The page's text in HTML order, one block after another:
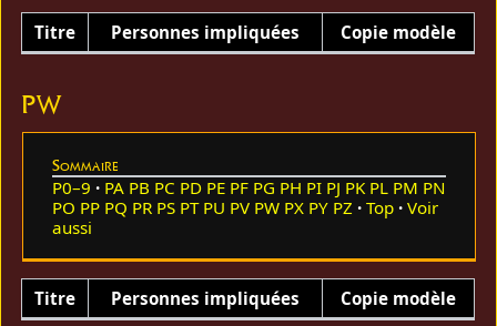
Titre Personnes impliquées Copie modèle
PW
Sommaire
P0–9 PA PB PC PD PE PF PG PH PI PJ PK PL PM PN
PO PP PQ PR PS PT PU PV PW PX PY PZ Top
Voir
aussi
Titre Personnes impliquées Copie modèle